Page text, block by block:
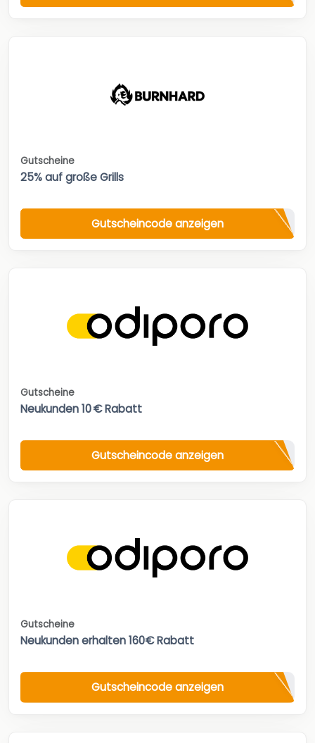
Gutscheine
25% auf große Grills
Gutscheincode anzeigen
Gutscheine
Neukunden 10 € Rabatt
Gutscheincode anzeigen
Gutscheine
Neukunden erhalten 160€ Rabatt
Gutscheincode anzeigen